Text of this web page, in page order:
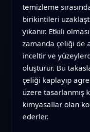
temizleme
birikintileri
yıkanır. Etkili
zamanda çeliği de
inceltir ve
oluşturur. Bu
çeliği kaplayıp
üzere tasarlanmış
kimyasallar olan
ederler.